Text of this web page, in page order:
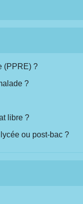
(PPRE) ?
?
libre ?
ou post-bac ?